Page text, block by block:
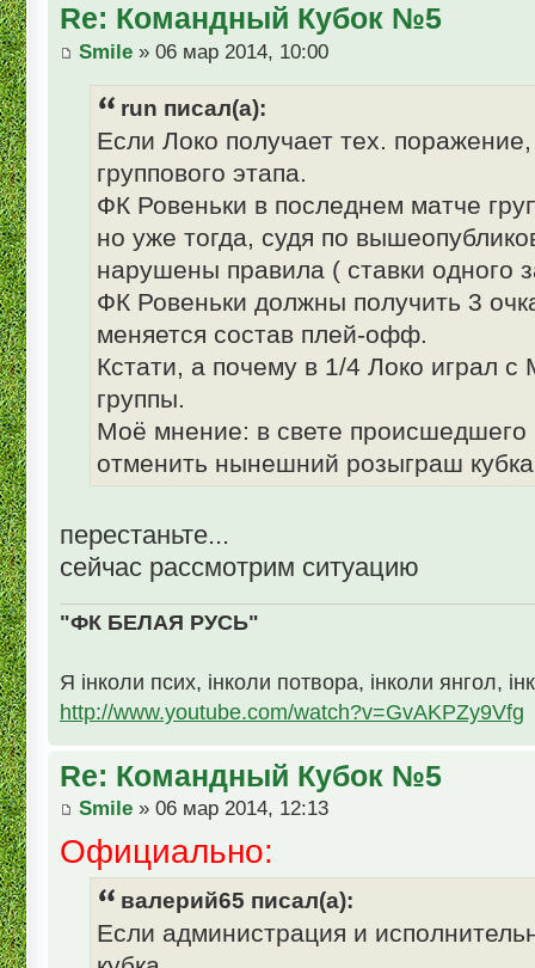
Re: Командный Кубок №5
Smile » 06 мар 2014, 10:00
run писал(а):
Если Локо получает тех.
группового этапа.
ФК Ровеньки в последнем матче
но уже тогда, судя по
нарушены правила ( ставки одного
ФК Ровеньки должны получить 3
меняется состав плей-офф.
Кстати, а почему в 1/4 Локо играл
группы.
Моё мнение: в свете происшедшего
отменить нынешний розыграш
перестаньте...
сейчас рассмотрим ситуацию
"ФК БЕЛАЯ РУСЬ"
Я інколи псих, інколи потвора, інколи янгол,
http://www.youtube.com/watch?v=GvAKPZy9Vfg
Re: Командный Кубок №5
Smile » 06 мар 2014, 12:13
Официально:
валерий65 писал(а):
Если администрация и